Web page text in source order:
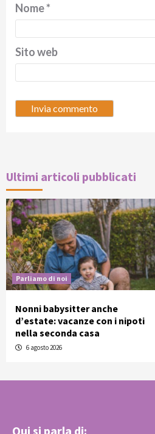
Nome*
Sito web
Ultimi articoli pubblicati
Parliamo di noi
Nonni babysitter anche
d’estate: vacanze con i nipoti
nella seconda casa
6 agosto 2026
Qui si parla di: